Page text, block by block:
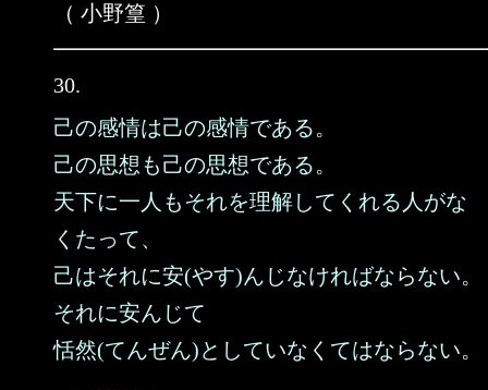
（ 小野篁 ）
30.
己の感情は己の感情である。
己の思想も己の思想である。
天下に一人もそれを理解してくれる人がな
くたって、
己はそれに安(やす)んじなければならない。
それに安んじて
恬然(てんぜん)としていなくてはならない。